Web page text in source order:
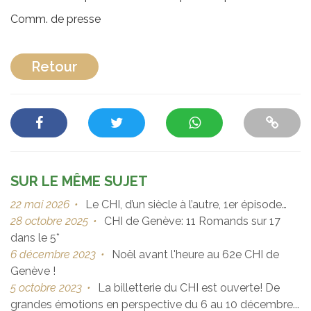
Comm. de presse
Retour
SUR LE MÊME SUJET
22 mai 2026 •
Le CHI, d’un siècle à l’autre, 1er épisode…
28 octobre 2025 •
CHI de Genève: 11 Romands sur 17
dans le 5*
6 décembre 2023 •
Noël avant l'heure au 62e CHI de
Genève !
5 octobre 2023 •
La billetterie du CHI est ouverte! De
grandes émotions en perspective du 6 au 10 décembre...